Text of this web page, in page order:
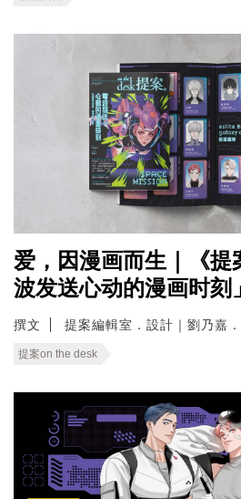
爱，因漫画而生｜《提
波发送心动的漫画时刻」
撰文 提案編輯室．設計｜劉乃嘉
提案on the desk